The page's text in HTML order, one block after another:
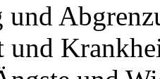
und
und